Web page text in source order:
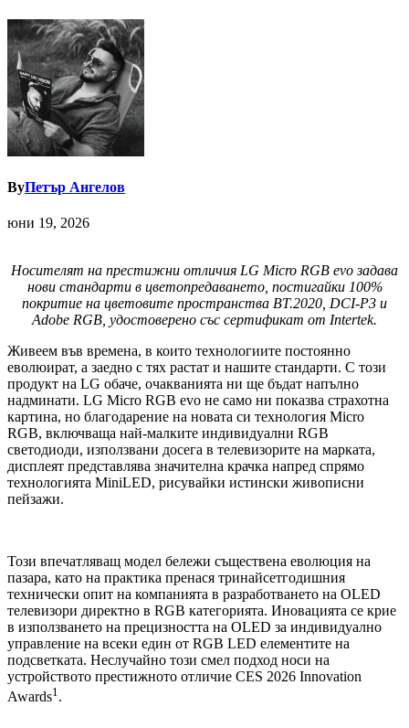
ByПетър Ангелов
юни 19, 2026
Носителят на престижни отличия LG Micro RGB evo задава
нови стандарти в цветопредаването, постигайки 100%
покритие на цветовите пространства BT.2020, DCI-P3 и
Adobe RGB, удостоверено със сертификат от Intertek.
Живеем във времена, в които технологиите постоянно
еволюират, а заедно с тях растат и нашите стандарти. С този
продукт на LG обаче, очакванията ни ще бъдат напълно
надминати. LG Micro RGB evo не само ни показва страхотна
картина, но благодарение на новата си технология Micro
RGB, включваща най-малките индивидуални RGB
светодиоди, използвани досега в телевизорите на марката,
дисплеят представлява значителна крачка напред спрямо
технологията MiniLED, рисувайки истински живописни
пейзажи.
Този впечатляващ модел бележи съществена еволюция на
пазара, като на практика пренася тринайсетгодишния
технически опит на компанията в разработването на OLED
телевизори директно в RGB категорията. Иновацията се крие
в използването на прецизността на OLED за индивидуално
управление на всеки един от RGB LED елементите на
подсветката. Неслучайно този смел подход носи на
устройството престижното отличие CES 2026 Innovation
Awards1.